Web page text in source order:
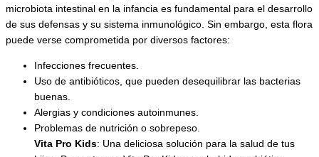
microbiota intestinal en la infancia es fundamental para el desarrollo
de sus defensas y su sistema inmunológico. Sin embargo, esta flora
puede verse comprometida por diversos factores:
Infecciones frecuentes.
Uso de antibióticos, que pueden desequilibrar las bacterias
buenas.
Alergias y condiciones autoinmunes.
Problemas de nutrición o sobrepeso.
Vita Pro Kids: Una deliciosa solución para la salud de tus